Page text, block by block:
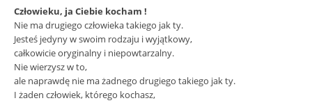
Człowieku, ja Ciebie kocham !
Nie ma drugiego człowieka takiego jak ty.
Jesteś jedyny w swoim rodzaju i wyjątkowy,
całkowicie oryginalny i niepowtarzalny.
Nie wierzysz w to,
ale naprawdę nie ma żadnego drugiego takiego jak ty.
I żaden człowiek, którego kochasz,